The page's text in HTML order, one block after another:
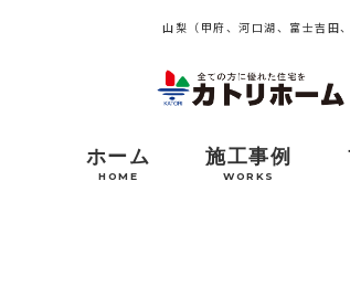
山梨（甲府、河口湖、富士吉田
ホーム
HOME
施工事例
WORKS